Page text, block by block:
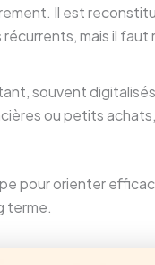
Il est
mais il faut
souvent
ou petits
pour orienter
terme.